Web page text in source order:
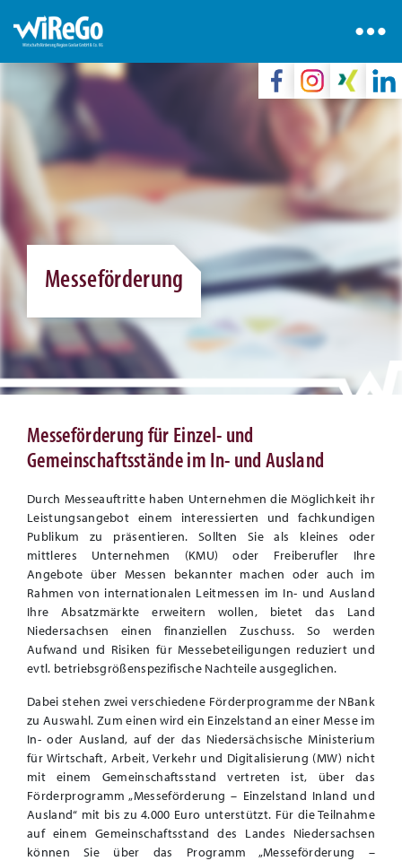
Messeförderung
Messeförderung für Einzel- und
Gemeinschaftsstände im In- und Ausland
Durch Messeauftritte haben Unternehmen die Möglichkeit ihr
Leistungsangebot einem interessierten und fachkundigen
Publikum zu präsentieren. Sollten Sie als kleines oder
mittleres Unternehmen (KMU) oder Freiberufler Ihre
Angebote über Messen bekannter machen oder auch im
Rahmen von internationalen Leitmessen im In- und Ausland
Ihre Absatzmärkte erweitern wollen, bietet das Land
Niedersachsen einen finanziellen Zuschuss. So werden
Aufwand und Risiken für Messebeteiligungen reduziert und
evtl. betriebsgrößenspezifische Nachteile ausgeglichen.
Dabei stehen zwei verschiedene Förderprogramme der NBank
zu Auswahl. Zum einen wird ein Einzelstand an einer Messe im
In- oder Ausland, auf der das Niedersächsische Ministerium
für Wirtschaft, Arbeit, Verkehr und Digitalisierung (MW) nicht
mit einem Gemeinschaftsstand vertreten ist, über das
Förderprogramm „Messeförderung – Einzelstand Inland und
Ausland“ mit bis zu 4.000 Euro unterstützt. Für die Teilnahme
auf einem Gemeinschaftsstand des Landes Niedersachsen
können Sie über das Programm „Messeförderung –